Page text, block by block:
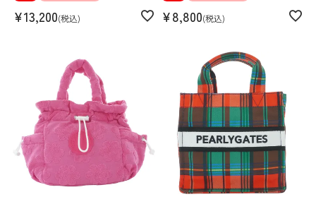
¥13,200 税込 ¥8,800 税込